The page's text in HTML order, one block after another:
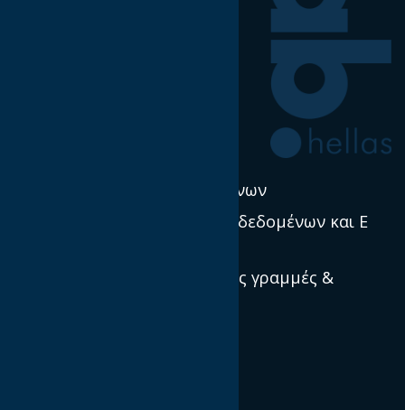
Πολιτική χρήσης δεδομένων
Προστασία προσωπικών δεδομένων και E
Πρότυπα, κατευθυντήριες γραμμές &